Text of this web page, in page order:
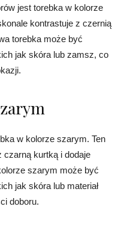
jest torebka w kolorze
kontrastuje z czernią
torebka może być
jak skóra lub zamsz, co
w kolorze szarym. Ten
czarną kurtką i dodaje
szarym może być
jak skóra lub materiał
doboru.